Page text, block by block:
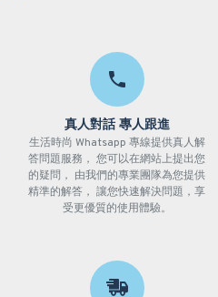
真人對話 專人跟進
生活時尚 Whatsapp 專線提供真人解
答問題服務， 您可以在網站上提出您
的疑問， 由我們的專業團隊為您提供
精準的解答， 讓您快速解決問題，享
受更優質的使用體驗。